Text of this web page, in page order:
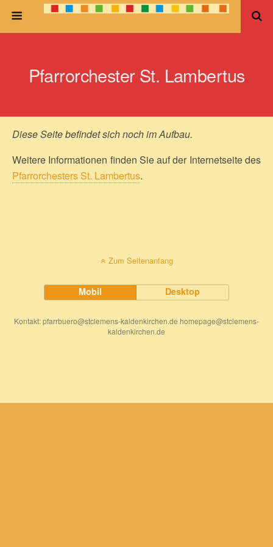
Pfarrorchester St. Lambertus
Diese Seite befindet sich noch im Aufbau.
Weitere Informationen finden Sie auf der Internetseite des
Pfarrorchesters St. Lambertus.
Zum Seitenanfang
Mobil Desktop
Kontakt: pfarrbuero@stclemens-kaldenkirchen.de homepage@stclemens-
kaldenkirchen.de